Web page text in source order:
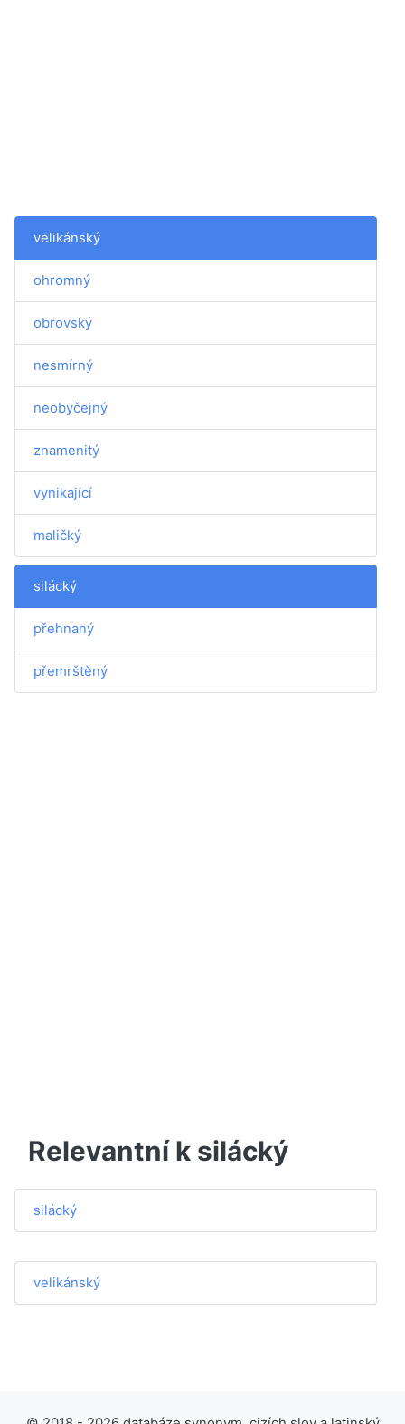
velikánský
ohromný
obrovský
nesmírný
neobyčejný
znamenitý
vynikající
maličký
silácký
přehnaný
přemrštěný
Relevantní k silácký
silácký
velikánský